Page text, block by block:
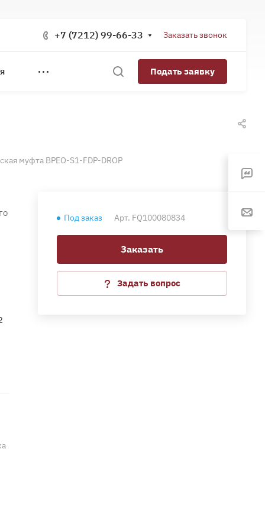
+7 (7212) 99-66-33 Заказать звонок
Подать заявку
муфта BPEO-S1-FDP-DROP
Под заказ Арт. FQ100080834
Заказать
Задать вопрос